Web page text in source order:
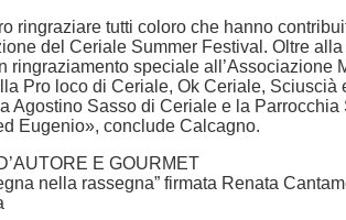
ringraziare tutti coloro che hanno
del Ceriale Summer Festival. Oltre
ringraziamento speciale all’Associazione
Pro loco di Ceriale, Ok Ceriale, Sciuscià
Agostino Sasso di Ceriale e la Parrocchia
Eugenio», conclude Calcagno.
E GOURMET
nella rassegna” firmata Renata